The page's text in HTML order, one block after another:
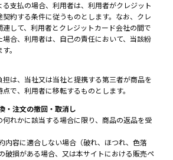
る支払の場合、利用者は、利用者がクレジット
約する条件に従うものとします。なお、クレ
して、利用者とクレジットカード会社の間で
合、利用者は、自己の責任において、当該紛
。
は、当社又は当社と提携する第三者が商品を
で、利用者に移転するものとします。
・注文の撤回・取消し
何れかに該当する場合に限り、商品の返品を受
内容に適合しない場合（破れ、ほつれ、色落
破損がある場合、又は本サイトにおける販売ペ